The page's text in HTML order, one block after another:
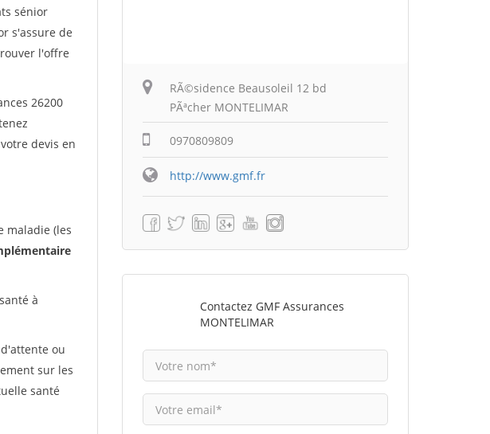
sénior
s'assure de
l'offre
26200
devis en
maladie (les
à
ou
sur les
santé
RÃ©sidence Beausoleil 12 bd
PÃªcher MONTELIMAR
0970809809
http://www.gmf.fr
Contactez GMF Assurances
MONTELIMAR